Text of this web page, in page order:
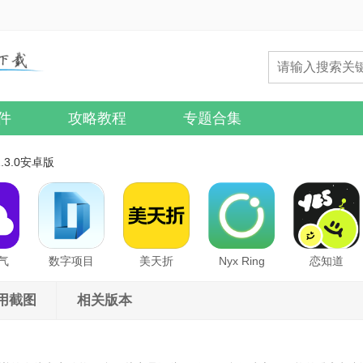
攻略教程 专题合集
安卓版
数字项目 美天折 Nyx Ring 恋知道
截图 相关版本